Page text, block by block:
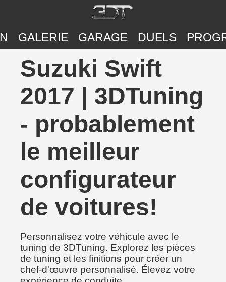
GALERIE GARAGE DUELS
Suzuki Swift
2017 | 3DTuning
- probablement
le meilleur
configurateur
de voitures!
Personnalisez votre véhicule avec le
tuning de 3DTuning. Explorez les pièces
de tuning et les finitions pour créer un
chef-d'œuvre personnalisé. Élevez votre